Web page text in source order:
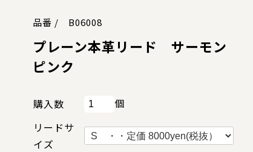
品番 / B06008
プレーン本革リード サーモン
ピンク
購入数
個
リードサ
イズ